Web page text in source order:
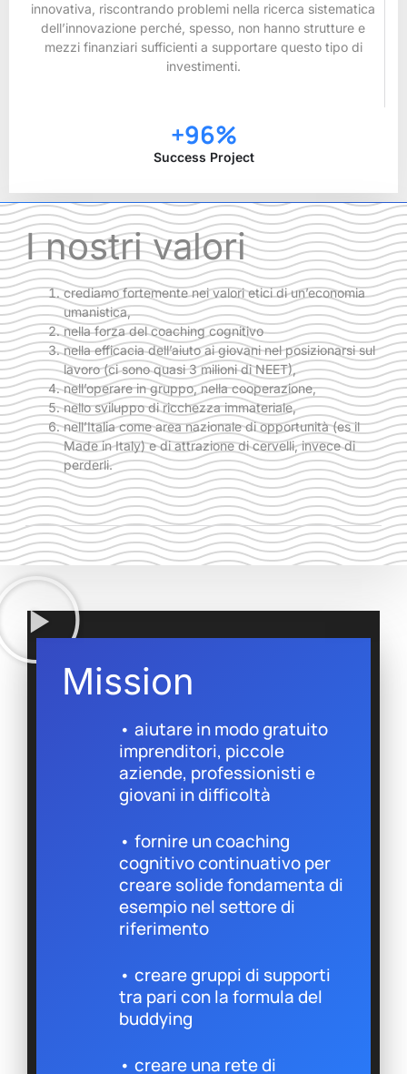
innovativa, riscontrando problemi nella ricerca sistematica
dell’innovazione perché, spesso, non hanno strutture e
mezzi finanziari sufficienti a supportare questo tipo di
investimenti.
Success Project
+96%
I nostri valori
crediamo fortemente nei valori etici di un’economia
umanistica,
nella forza del coaching cognitivo
nella efficacia dell’aiuto ai giovani nel posizionarsi sul
lavoro (ci sono quasi 3 milioni di NEET),
nell’operare in gruppo, nella cooperazione,
nello sviluppo di ricchezza immateriale,
nell’Italia come area nazionale di opportunità (es il
Made in Italy) e di attrazione di cervelli, invece di
perderli.
Mission
• aiutare in modo gratuito
imprenditori, piccole
aziende, professionisti e
giovani in difficoltà
• fornire un coaching
cognitivo continuativo per
creare solide fondamenta di
esempio nel settore di
riferimento
• creare gruppi di supporti
tra pari con la formula del
buddying
• creare una rete di